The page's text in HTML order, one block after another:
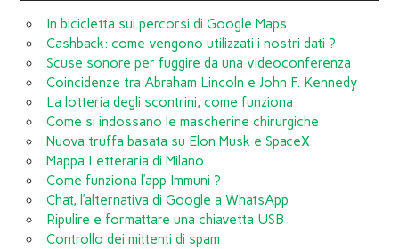
In bicicletta sui percorsi di Google Maps
Cashback: come vengono utilizzati i nostri dati ?
Scuse sonore per fuggire da una videoconferenza
Coincidenze tra Abraham Lincoln e John F. Kennedy
La lotteria degli scontrini, come funziona
Come si indossano le mascherine chirurgiche
Nuova truffa basata su Elon Musk e SpaceX
Mappa Letteraria di Milano
Come funziona l’app Immuni ?
Chat, l’alternativa di Google a WhatsApp
Ripulire e formattare una chiavetta USB
Controllo dei mittenti di spam